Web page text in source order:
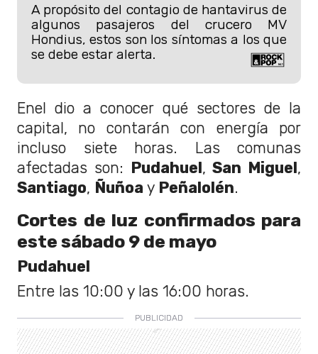
A propósito del contagio de hantavirus de
algunos pasajeros del crucero MV
Hondius, estos son los síntomas a los que
se debe estar alerta.
Enel dio a conocer qué sectores de la
capital, no contarán con energía por
incluso siete horas. Las comunas
afectadas son: Pudahuel,San Miguel,
Santiago, Ñuñoa y Peñalolén.
Cortes de luz confirmados para
este sábado 9 de mayo
Pudahuel
Entre las 10:00 y las 16:00 horas.